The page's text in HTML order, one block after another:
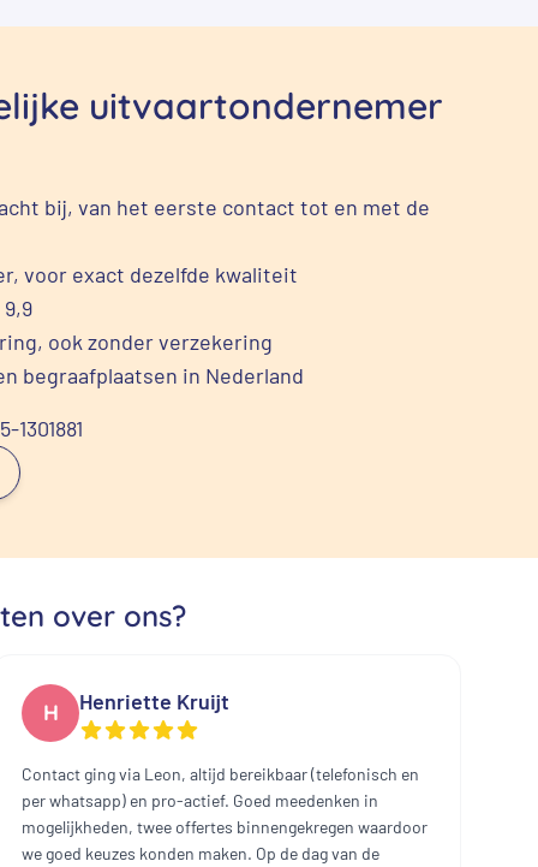
uitvaartondernemer
bij, van het eerste contact tot en met de
voor exact dezelfde kwaliteit
ook zonder verzekering
begraafplaatsen in Nederland
over ons?
H Henriette Kruijt
Contact ging via Leon, altijd bereikbaar (telefonisch en
per whatsapp) en pro-actief. Goed meedenken in
mogelijkheden, twee offertes binnengekregen waardoor
we goed keuzes konden maken. Op de dag van de